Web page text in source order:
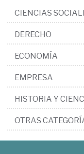
CIENCIAS
DERECHO
ECONOMÍA
EMPRESA
HISTORIA Y
OTRAS